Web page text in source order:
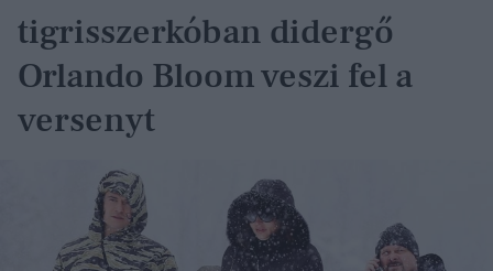
tigrisszerkóban didergő
Orlando Bloom veszi fel a
versenyt